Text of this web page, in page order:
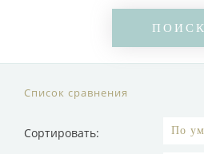
Список сравнения
Сортировать: